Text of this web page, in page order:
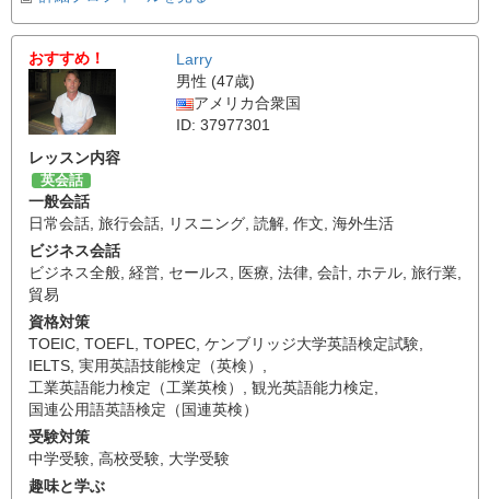
おすすめ！
Larry
男性 (47歳)
アメリカ合衆国
ID: 37977301
レッスン内容
英会話
一般会話
日常会話 旅行会話 リスニング 読解 作文 海外生活
ビジネス会話
ビジネス全般 経営 セールス 医療 法律 会計 ホテル 旅行業
貿易
資格対策
TOEIC TOEFL TOPEC ケンブリッジ大学英語検定試験
IELTS 実用英語技能検定（英検）
工業英語能力検定（工業英検）
観光英語能力検定
国連公用語英語検定（国連英検）
受験対策
中学受験 高校受験 大学受験
趣味と学ぶ